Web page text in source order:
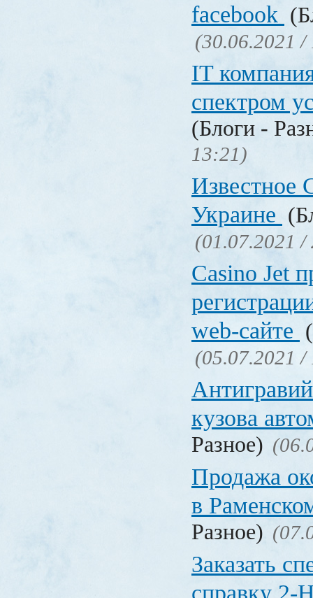
facebook
(30.06.2021 /
IT
спектром
(Блоги -
13:21)
Известное
Украине
(01.07.2021 /
Сasino Jet
web-сайте
(05.07.2021 /
кузова
Разное)
Продажа
в
Разное)
Заказать